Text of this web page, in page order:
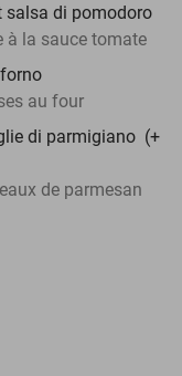
salsa di pomodoro
à la sauce tomate
au four
di parmigiano (+
de parmesan